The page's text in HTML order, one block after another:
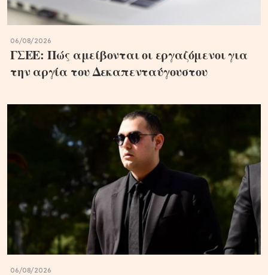
06/08/2026
ΓΣΕΕ: Πώς αμείβονται οι εργαζόμενοι για
την αργία του Δεκαπενταύγουστου
06/08/2026